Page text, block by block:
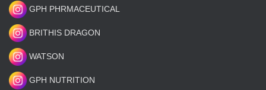
GPH PHRMACEUTICAL
BRITHIS DRAGON
WATSON
GPH NUTRITION